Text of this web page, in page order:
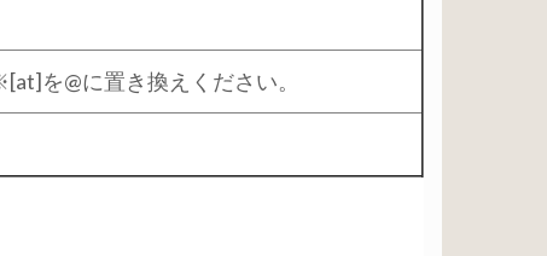
を@に置き換えください。